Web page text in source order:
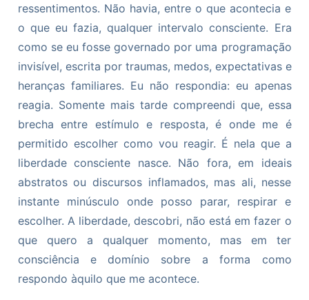
ressentimentos. Não havia, entre o que acontecia e
o que eu fazia, qualquer intervalo consciente. Era
como se eu fosse governado por uma programação
invisível, escrita por traumas, medos, expectativas e
heranças familiares. Eu não respondia: eu apenas
reagia. Somente mais tarde compreendi que, essa
brecha entre estímulo e resposta, é onde me é
permitido escolher como vou reagir. É nela que a
liberdade consciente nasce. Não fora, em ideais
abstratos ou discursos inflamados, mas ali, nesse
instante minúsculo onde posso parar, respirar e
escolher. A liberdade, descobri, não está em fazer o
que quero a qualquer momento, mas em ter
consciência e domínio sobre a forma como
respondo àquilo que me acontece.